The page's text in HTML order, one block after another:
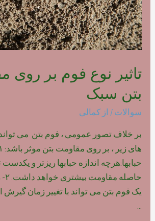
تاثیر نوع فوم بر روی
بتن سبک
سوالات / از کمالی
بر خلاف تصور عمومی ، فوم بتن می تواند
حبابها:هرچه اندازه حبابها ریزتر و یکدست
یک فوم بتن می تواند با تغییر زمان گیرش